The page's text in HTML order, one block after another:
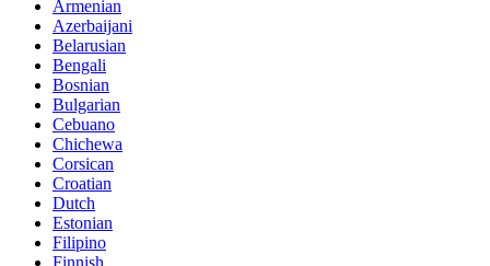
Armenian
Azerbaijani
Belarusian
Bengali
Bosnian
Bulgarian
Cebuano
Chichewa
Corsican
Croatian
Dutch
Estonian
Filipino
Finnish